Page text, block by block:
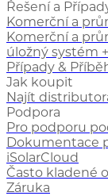
Řešení a
Komerční a
Komerční a
úložný systém
Případy &
Jak koupit
Najít
Podpora
Pro podporu
Dokumentace
iSolarCloud
Často kladené
Záruka